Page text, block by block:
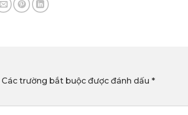
Các trường bắt buộc được đánh dấu *